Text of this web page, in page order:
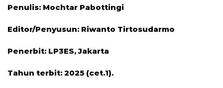
Penulis: Mochtar Pabottingi
Editor/Penyusun: Riwanto Tirtosudarmo
Penerbit: LP3ES, Jakarta
Tahun terbit: 2025 (cet.1).